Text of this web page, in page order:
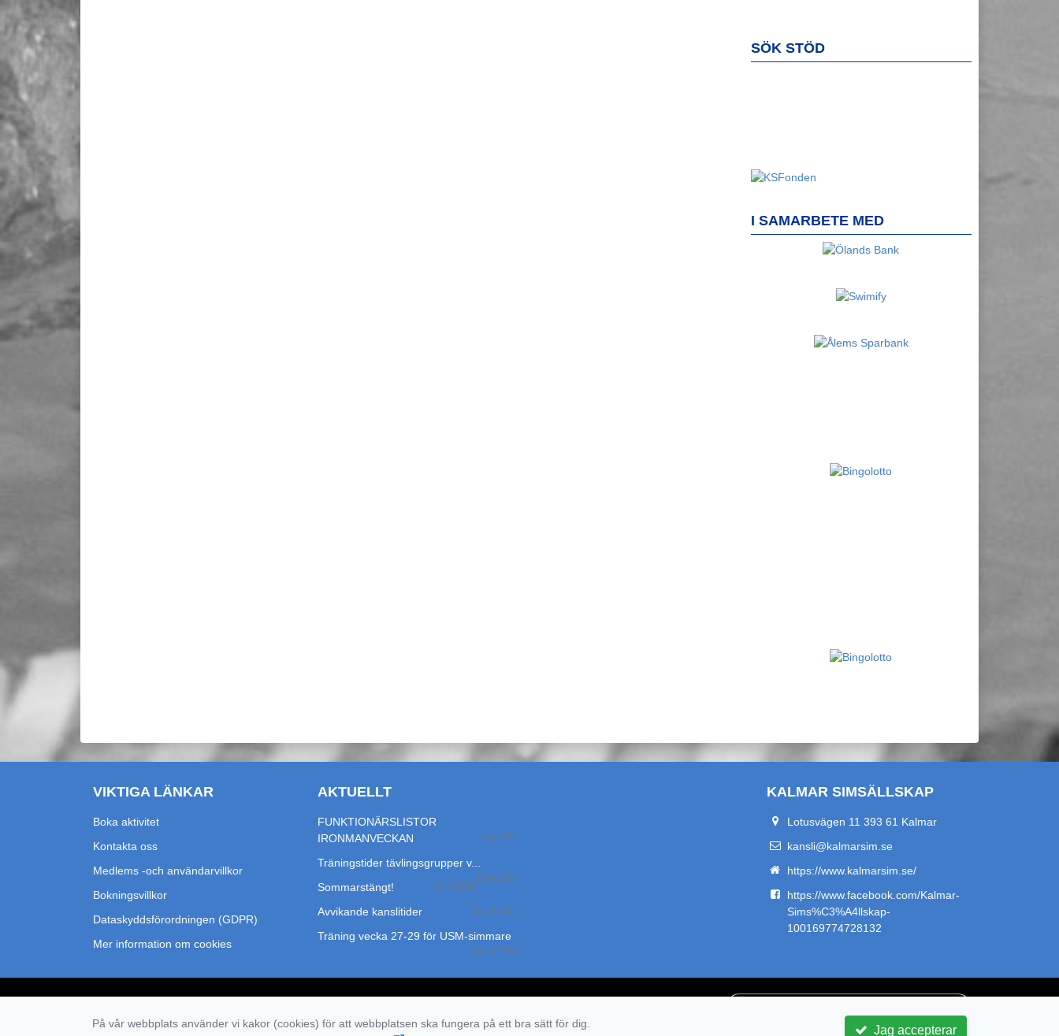
SÖK STÖD
I SAMARBETE MED
VIKTIGA LÄNKAR
Boka aktivitet
Kontakta oss
Medlems -och användarvillkor
Bokningsvillkor
Dataskyddsförordningen (GDPR)
Mer information om cookies
AKTUELLT
FUNKTIONÄRSLISTOR
IRONMANVECKAN
27 jul 2026
Träningstider tävlingsgrupper v...
17 jul 2026
Sommarstängt! 14 jul 2026
Avvikande kanslitider 29 jun 2026
Träning vecka 27-29 för USM-simmare
24 jun 2026
KALMAR SIMSÄLLSKAP
Lotusvägen 11 393 61 Kalmar
kansli@kalmarsim.se
https://www.kalmarsim.se/
https://www.facebook.com/Kalmar-
Sims%C3%A4llskap-
100169774728132
Jag accepterar
På vår webbplats använder vi kakor (cookies) för att webbplatsen ska fungera på ett bra sätt för dig.